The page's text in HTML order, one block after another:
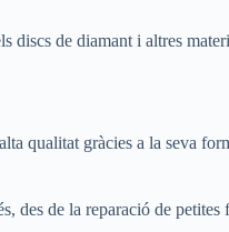
de diamant i altres
qualitat gràcies a la seva
des de la reparació de